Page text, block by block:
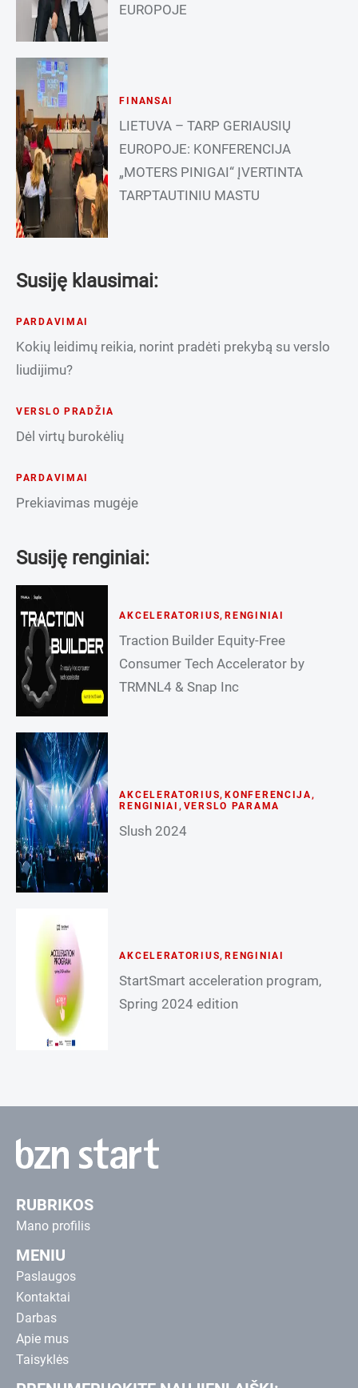
EUROPOJE
FINANSAI
LIETUVA – TARP GERIAUSIŲ
EUROPOJE: KONFERENCIJA
„MOTERS PINIGAI“ ĮVERTINTA
TARPTAUTINIU MASTU
Susiję klausimai:
PARDAVIMAI
Kokių leidimų reikia, norint pradėti prekybą su verslo
liudijimu?
VERSLO PRADŽIA
Dėl virtų burokėlių
PARDAVIMAI
Prekiavimas mugėje
Susiję renginiai:
AKCELERATORIUS, RENGINIAI
Traction Builder Equity-Free
Consumer Tech Accelerator by
TRMNL4 & Snap Inc
AKCELERATORIUS, KONFERENCIJA,
RENGINIAI , VERSLO PARAMA
Slush 2024
AKCELERATORIUS, RENGINIAI
StartSmart acceleration program,
Spring 2024 edition
RUBRIKOS
Mano profilis
MENIU
Paslaugos
Kontaktai
Darbas
Apie mus
Taisyklės